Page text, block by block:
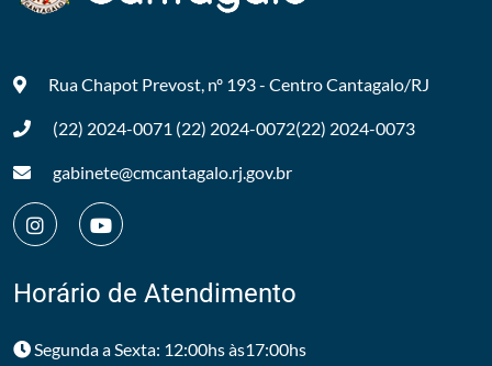
Rua Chapot Prevost, nº 193 - CentroCantagalo/RJ
(22) 2024-0071 (22) 2024-0072(22) 2024-0073
gabinete@cmcantagalo.rj.gov.br
Horário de Atendimento
Segunda a Sexta: 12:00hs às17:00hs